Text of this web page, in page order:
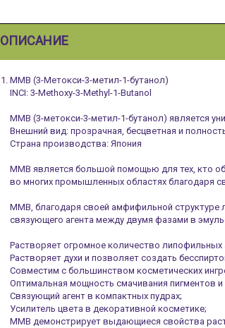
ОПИСАНИЕ
MMB (3-Метокси-3-метил-1-бутанол)
INCI: 3-Methoxy-3-Methyl-1-Butanol
MMB (3-метокси-3-метил-1-бутанол) является
Внешний вид: прозрачная, бесцветная и
Страна производства: Япония
MMB является большой помощью для тех, кто
во многих промышленных областях благодаря
ММВ, благодаря своей амфифильной структуре
связующего агента между двумя фазами в
Растворяет огромное количество
Растворяет духи и позволяет создать
Совместим с большинством косметических
Оптимальная мощность смачивания пигментов и
Связующий агент в компактных пудрах;
Усилитель цвета в декоративной косметике;
MMB демонстрирует выдающиеся свойства